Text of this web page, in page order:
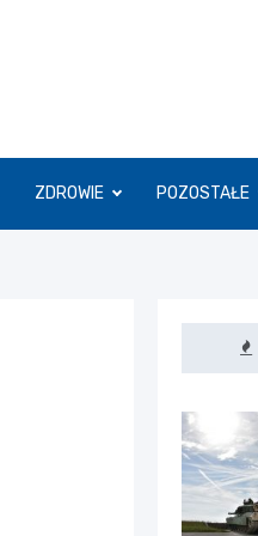
ZDROWIE POZOSTAŁE